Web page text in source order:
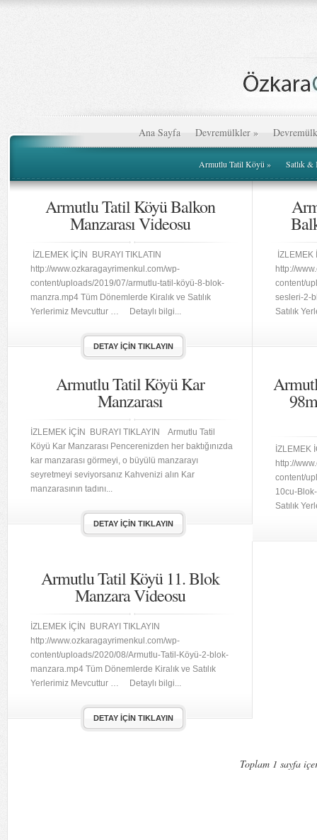
Ana Sayfa Devremülkler »
Armutlu Tatil Köyü» Satlık &
Armutlu Tatil Köyü Balkon
Manzarası Videosu
İZLEMEK İÇİN BURAYI TIKLATIN
http://www.ozkaragayrimenkul.com/wp-
content/uploads/2019/07/armutlu-tatil-köyü-8-blok-
manzra.mp4 Tüm Dönemlerde Kiralık ve Satılık
Yerlerimiz Mevcuttur … Detaylı bilgi...
DETAY İÇIN TIKLAYIN
http://
content/
sesleri-2-
Satılık
Armutlu Tatil Köyü Kar
Manzarası
İZLEMEK İÇİN BURAYI TIKLAYIN Armutlu Tatil
Köyü Kar Manzarası Pencerenizden her baktığınızda
kar manzarası görmeyi, o büyülü manzarayı
seyretmeyi seviyorsanız Kahvenizi alın Kar
manzarasının tadını...
DETAY İÇIN TIKLAYIN
İZLEMEK
http://
content/
10cu-
Satılık
Armutlu Tatil Köyü 11. Blok
Manzara Videosu
İZLEMEK İÇİN BURAYI TIKLAYIN
http://www.ozkaragayrimenkul.com/wp-
content/uploads/2020/08/Armutlu-Tatil-Köyü-2-blok-
manzara.mp4 Tüm Dönemlerde Kiralık ve Satılık
Yerlerimiz Mevcuttur … Detaylı bilgi...
DETAY İÇIN TIKLAYIN
Toplam 1 sayfa